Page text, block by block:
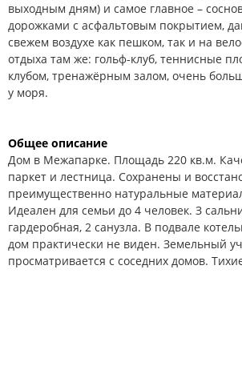
выходным дням) и самое главное –
дорожками с асфальтовым покрытием,
свежем воздухе как пешком, так и на
отдыха там же: гольф-клуб, теннисные
клубом, тренажёрным залом, очень
у моря.
Общее описание
Дом в Межапарке. Площадь 220 кв.м.
паркет и лестница. Сохpанены и
преимущественно натуральные
Идеален для семьи до 4 человек. З
гардеробная, 2 санузла. В подвале
дом практически не виден. Земельный
просматривается с соседних домов.